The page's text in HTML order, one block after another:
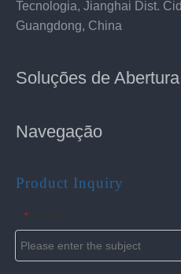
Tecnologia, Jianghai Dist.
Guangdong, China
Soluções de
Navegação
Product Inquiry
*